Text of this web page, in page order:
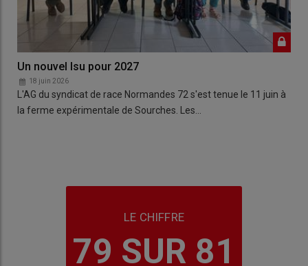
Un nouvel Isu pour 2027
18 juin 2026
L'AG du syndicat de race Normandes 72 s'est tenue le 11 juin à
la ferme expérimentale de Sourches. Les…
LE CHIFFRE
79 SUR 81